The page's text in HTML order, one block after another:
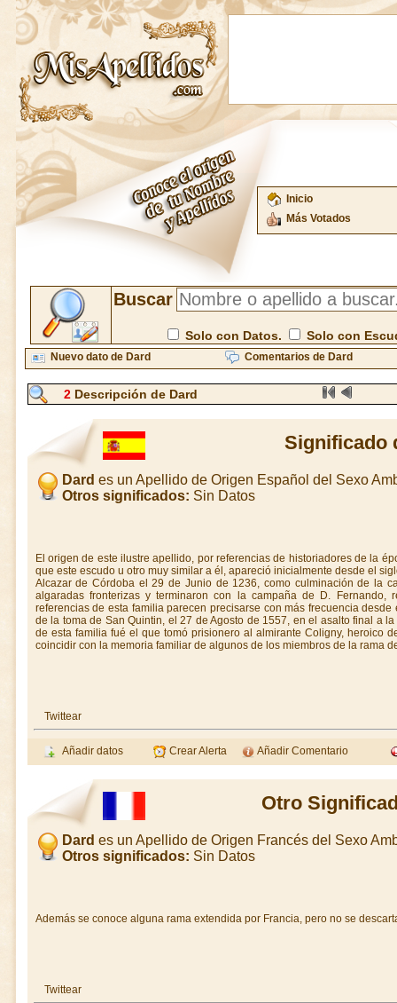
Inicio
Más Votados
Buscar
Solo con Datos. Solo con
Nuevo dato de Dard Comentarios de Dard
2 Descripción de Dard
Significado
Dard es un Apellido de Origen Español del Sexo
Otros significados: Sin Datos
El origen de este ilustre apellido, por referencias de historiadores de la
que este escudo u otro muy similar a él, apareció inicialmente desde el
Alcazar de Córdoba el 29 de Junio de 1236, como culminación de la
algaradas fronterizas y terminaron con la campaña de D.
referencias de esta familia parecen precisarse con más frecuencia
de la toma de San Quintin, el 27 de Agosto de 1557, en el asalto final a
de esta familia fué el que tomó prisionero al almirante Coligny, heroico
coincidir con la memoria familiar de algunos de los miembros de la rama
Twittear
Añadir datos Crear Alerta Añadir Comentario
Otro
Dard es un Apellido de Origen Francés del Sexo
Otros significados: Sin Datos
Además se conoce alguna rama extendida por Francia, pero no se
Twittear